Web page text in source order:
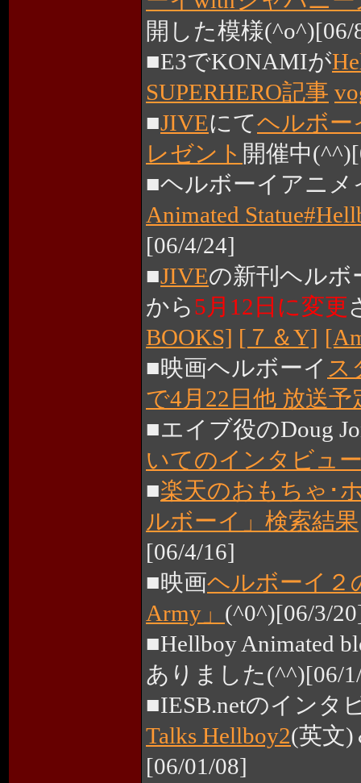
開した模様(^o^)[06/
■E3でKONAMIが
SUPERHERO記事
■JIVEにてヘルボー
レゼント 開催中
■ヘルボーイアニ
Animated
[06/4/24]
■JIVEの新刊ヘルボ
から5月12日に変更
BOOKS] [７＆Y]
■映画ヘルボーイ ス
で4月22日他 放送予
■エイブ役のDoug
いてのインタビュ
■楽天のおもちゃ･
ルボーイ」検索結果
[06/4/16]
■映画ヘルボーイ２
Army」 (^0^)[06/3/
■Hellboy Animated
ありました(^^)[06/
■IESB.netのインタ
Talks Hellboy2(英文)
[06/01/08]